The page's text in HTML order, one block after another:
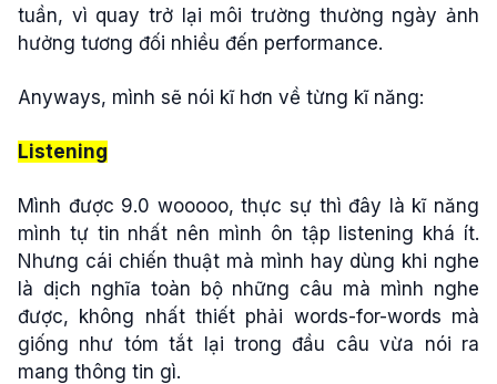
tuần, vì quay trở lại môi trường thường ngày ảnh
hưởng tương đối nhiều đến performance.
Anyways, mình sẽ nói kĩ hơn về từng kĩ năng:
Listening
Mình được 9.0 wooooo, thực sự thì đây là kĩ năng
mình tự tin nhất nên mình ôn tập listening khá ít.
Nhưng cái chiến thuật mà mình hay dùng khi nghe
là dịch nghĩa toàn bộ những câu mà mình nghe
được, không nhất thiết phải words-for-words mà
giống như tóm tắt lại trong đầu câu vừa nói ra
mang thông tin gì.